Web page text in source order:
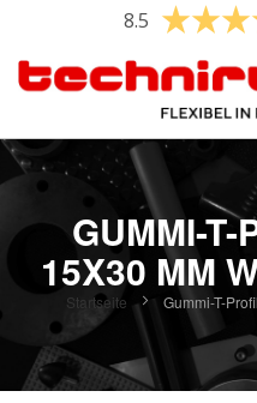
8.5
GUMMI-T-
15X30 MM
Startseite Gummi-T-